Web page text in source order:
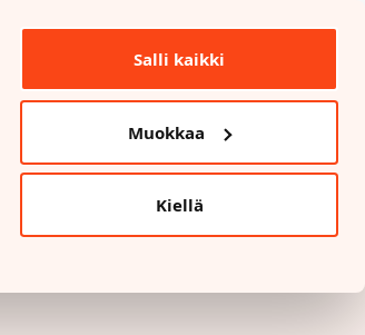
Salli kaikki
Muokkaa
Kiellä
DATASKYDD OCH SÄKERHET